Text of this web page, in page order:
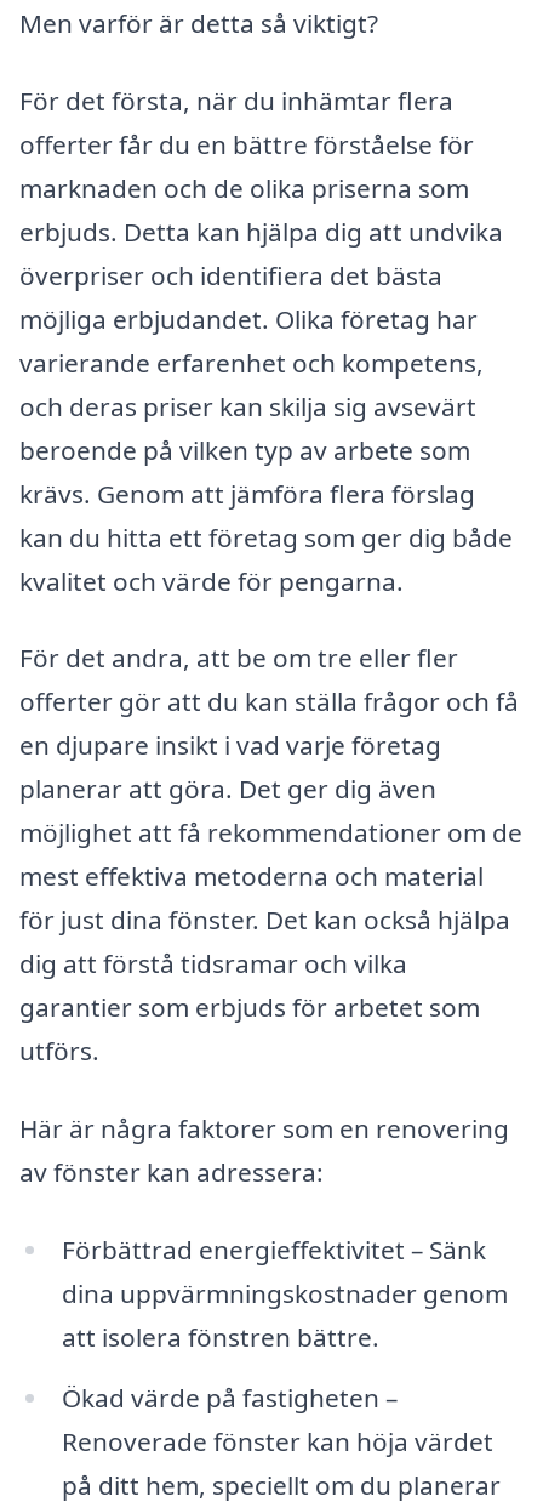
Men varför är detta så viktigt?
För det första, när du inhämtar flera
offerter får du en bättre förståelse för
marknaden och de olika priserna som
erbjuds. Detta kan hjälpa dig att undvika
överpriser och identifiera det bästa
möjliga erbjudandet. Olika företag har
varierande erfarenhet och kompetens,
och deras priser kan skilja sig avsevärt
beroende på vilken typ av arbete som
krävs. Genom att jämföra flera förslag
kan du hitta ett företag som ger dig både
kvalitet och värde för pengarna.
För det andra, att be om tre eller fler
offerter gör att du kan ställa frågor och få
en djupare insikt i vad varje företag
planerar att göra. Det ger dig även
möjlighet att få rekommendationer om de
mest effektiva metoderna och material
för just dina fönster. Det kan också hjälpa
dig att förstå tidsramar och vilka
garantier som erbjuds för arbetet som
utförs.
Här är några faktorer som en renovering
av fönster kan adressera:
Förbättrad energieffektivitet – Sänk
dina uppvärmningskostnader genom
att isolera fönstren bättre.
Ökad värde på fastigheten –
Renoverade fönster kan höja värdet
på ditt hem, speciellt om du planerar